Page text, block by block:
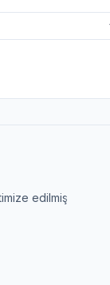
edilmiş